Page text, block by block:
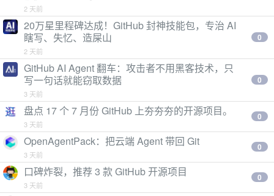
2 天前
20万星里程碑达成！GitHub 封神技能包，专治 AI
瞎写、失忆、造屎山
2 天前
0
GitHub AI Agent 翻车：攻击者不用黑客技术，只
写一句话就能窃取数据
3 天前
0
盘点 17 个 7 月份 GitHub 上夯夯夯的开源项目。
3 天前
0
OpenAgentPack：把云端 Agent 带回 Git
3 天前
0
口碑炸裂，推荐 3 款 GitHub 开源项目
3 天前
0